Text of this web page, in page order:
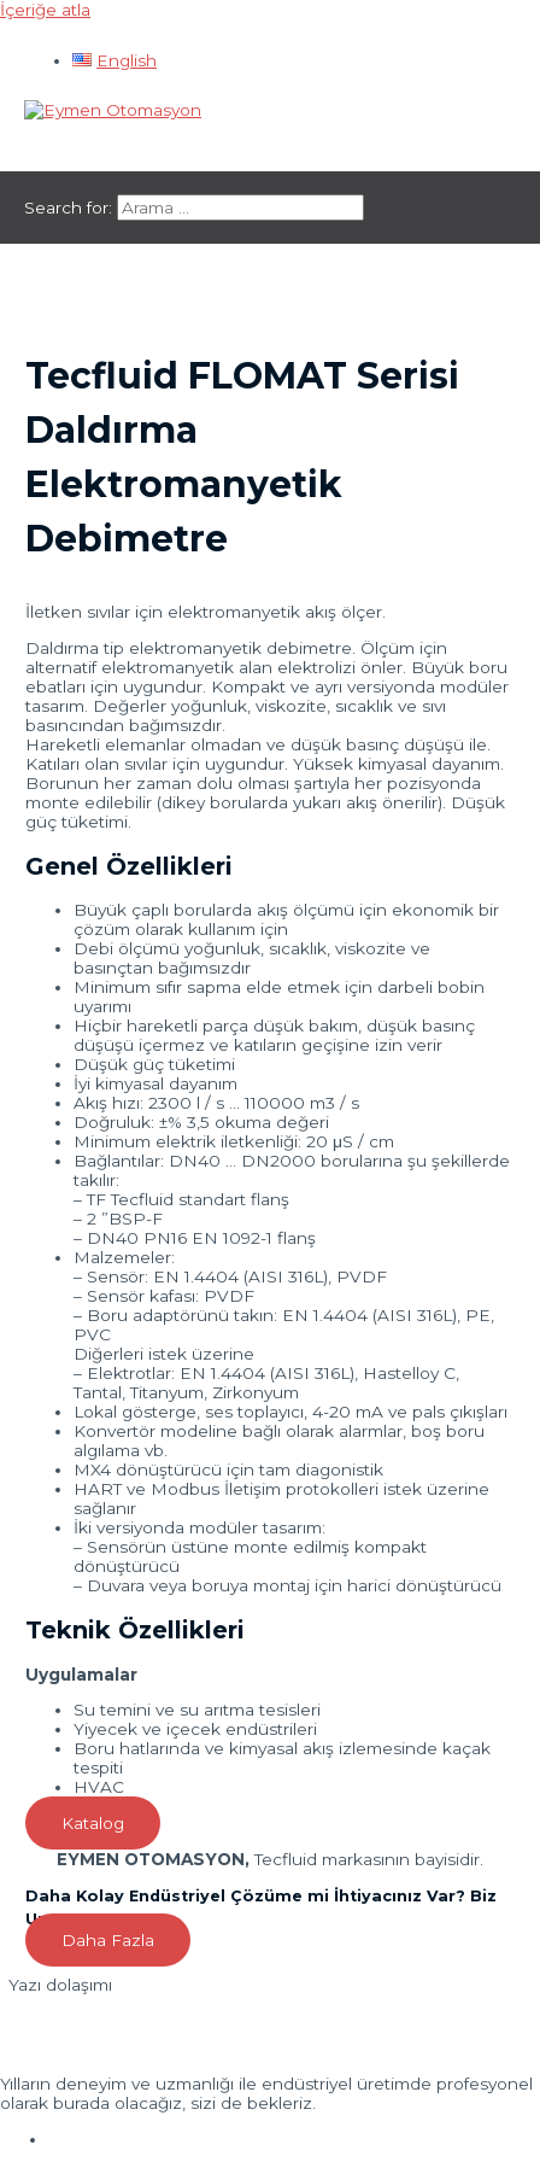
İçeriğe atla
English
Search for:
Tecfluid FLOMAT Serisi
Daldırma
Elektromanyetik
Debimetre
İletken sıvılar için elektromanyetik akış ölçer.
Daldırma tip elektromanyetik debimetre. Ölçüm için
alternatif elektromanyetik alan elektrolizi önler. Büyük boru
ebatları için uygundur. Kompakt ve ayrı versiyonda modüler
tasarım. Değerler yoğunluk, viskozite, sıcaklık ve sıvı
basıncından bağımsızdır.
Hareketli elemanlar olmadan ve düşük basınç düşüşü ile.
Katıları olan sıvılar için uygundur. Yüksek kimyasal dayanım.
Borunun her zaman dolu olması şartıyla her pozisyonda
monte edilebilir (dikey borularda yukarı akış önerilir). Düşük
güç tüketimi.
Genel Özellikleri
Büyük çaplı borularda akış ölçümü için ekonomik bir
çözüm olarak kullanım için
Debi ölçümü yoğunluk, sıcaklık, viskozite ve
basınçtan bağımsızdır
Minimum sıfır sapma elde etmek için darbeli bobin
uyarımı
Hiçbir hareketli parça düşük bakım, düşük basınç
düşüşü içermez ve katıların geçişine izin verir
Düşük güç tüketimi
İyi kimyasal dayanım
Akış hızı: 2300 l / s … 110000 m3 / s
Doğruluk: ±% 3,5 okuma değeri
Minimum elektrik iletkenliği: 20 μS / cm
Bağlantılar: DN40 … DN2000 borularına şu şekillerde
takılır:
– TF Tecfluid standart flanş
– 2 ”BSP-F
– DN40 PN16 EN 1092-1 flanş
Malzemeler:
– Sensör: EN 1.4404 (AISI 316L), PVDF
– Sensör kafası: PVDF
– Boru adaptörünü takın: EN 1.4404 (AISI 316L), PE,
PVC
Diğerleri istek üzerine
– Elektrotlar: EN 1.4404 (AISI 316L), Hastelloy C,
Tantal, Titanyum, Zirkonyum
Lokal gösterge, ses toplayıcı, 4-20 mA ve pals çıkışları
Konvertör modeline bağlı olarak alarmlar, boş boru
algılama vb.
MX4 dönüştürücü için tam diagonistik
HART ve Modbus İletişim protokolleri istek üzerine
sağlanır
İki versiyonda modüler tasarım:
– Sensörün üstüne monte edilmiş kompakt
dönüştürücü
– Duvara veya boruya montaj için harici dönüştürücü
Teknik Özellikleri
Uygulamalar
Su temini ve su arıtma tesisleri
Yiyecek ve içecek endüstrileri
Boru hatlarında ve kimyasal akış izlemesinde kaçak
tespiti
HVAC
Katalog
EYMEN OTOMASYON,Tecfluid markasının bayisidir.
Daha Kolay Endüstriyel Çözüme mi İhtiyacınız Var? Biz
Uzmanız!
Daha Fazla
Yazı dolaşımı
Yılların deneyim ve uzmanlığı ile endüstriyel üretimde profesyonel
olarak burada olacağız, sizi de bekleriz.